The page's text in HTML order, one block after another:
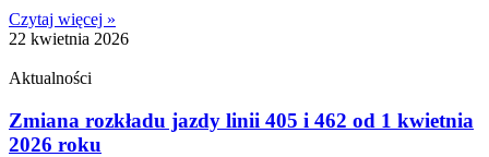
Czytaj więcej »
22 kwietnia 2026
Aktualności
Zmiana rozkładu jazdy linii 405 i 462 od 1 kwietnia
2026 roku